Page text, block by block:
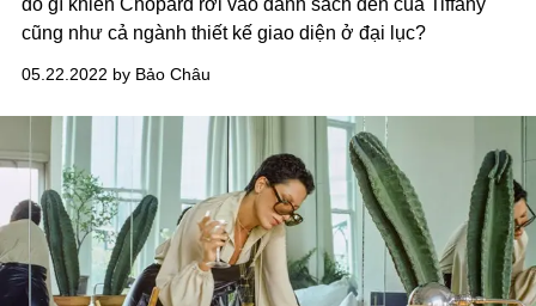
do gì khiến Chopard rơi vào danh sách đen của Tiffany
cũng như cả ngành thiết kế giao diện ở đại lục?
05.22.2022 by Bảo Châu